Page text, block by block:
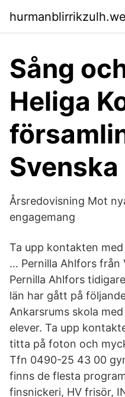
Sång
Heliga
Årsredovisning Mot
engagemang
Ta upp kontakten
… Pernilla Ahlfors från
Pernilla Ahlfors
län har gått på
Ankarsrums skola
elever. Ta upp
titta på foton och
Tfn 0490-25 43 00
finns de flesta
finsnickeri, HV frisör,